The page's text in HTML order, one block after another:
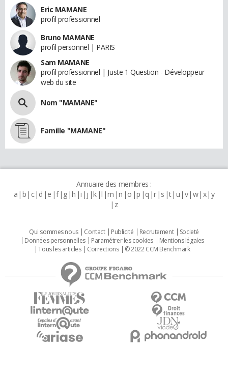
Eric MAMANE
profil professionnel
Bruno MAMANE
profil personnel | PARIS
Sam MAMANE
profil professionnel | Juste 1 Question - Développeur
web du site
Nom "MAMANE"
Famille "MAMANE"
Annuaire des membres :
a b c d e f g h i j k l m n o p q r s t u v w x y
z
Qui sommes nous Contact Publicité Recrutement
Societé
Données personnelles
Paramétrer les cookies
Mentions légales
Tous les articles
Corrections © 2022 CCM Benchmark